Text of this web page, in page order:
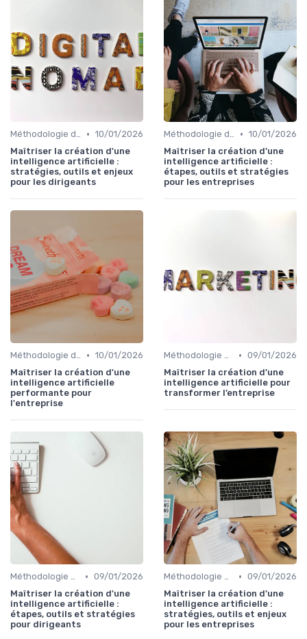
Méthodologie de déploiement IA • 10/01/2026
Maîtriser la création d'une
intelligence artificielle :
stratégies, outils et enjeux
pour les dirigeants
Méthodologie de déploiement IA • 10/01/2026
Maîtriser la création d’une
intelligence artificielle :
étapes, outils et stratégies
pour les entreprises
Méthodologie de déploiement IA • 10/01/2026
Maîtriser la création d'une
intelligence artificielle
performante pour
l'entreprise
Méthodologie de déploiement IA • 09/01/2026
Maîtriser la création d’une
intelligence artificielle pour
transformer l’entreprise
Méthodologie de déploiement IA • 09/01/2026
Maîtriser la création d'une
intelligence artificielle :
étapes, outils et stratégies
pour dirigeants
Méthodologie de déploiement IA • 09/01/2026
Maîtriser la création d’une
intelligence artificielle :
stratégies, outils et enjeux
pour les entreprises